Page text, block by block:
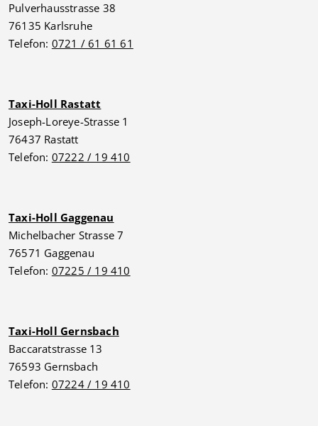
Pulverhausstrasse 38
76135 Karlsruhe
Telefon: 0721 / 61 61 61
Taxi-Holl Rastatt
Joseph-Loreye-Strasse 1
76437 Rastatt
Telefon: 07222 / 19 410
Taxi-Holl Gaggenau
Michelbacher Strasse 7
76571 Gaggenau
Telefon: 07225 / 19 410
Taxi-Holl Gernsbach
Baccaratstrasse 13
76593 Gernsbach
Telefon: 07224 / 19 410